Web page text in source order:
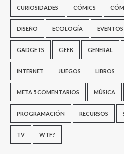
CURIOSIDADES CÓMICS
DISEÑO ECOLOGÍA EVENTOS
GADGETS GEEK GENERAL
INTERNET JUEGOS LIBROS
META 5 COMENTARIOS MÚSICA
PROGRAMACIÓN RECURSOS
TV WTF?